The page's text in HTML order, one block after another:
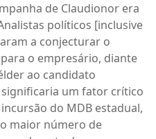
de Claudionor era
políticos [inclusive
a conjecturar o
o empresário, diante
ao candidato
um fator crítico
do MDB estadual,
maior número de